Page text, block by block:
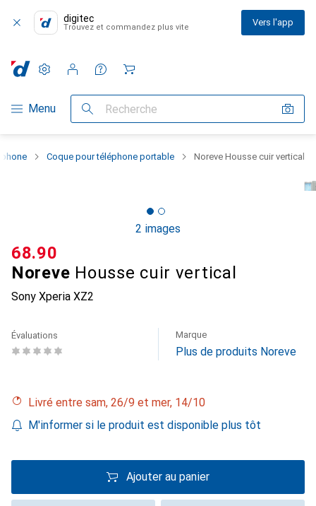
digitec
Trouvez et commandez plus vite Vers l'app
Navigation par catégorie
Menu Recherche
Paramètres
Compte client
Listes de comparaison
Listes d'envies
Panier
Coque pour téléphone portable Noreve Housse cuir vertical
2 images
Noreve Housse cuir vertical
Sony Xperia XZ2
CHF
68.90
Évaluations Marque
Plus de produits Noreve
Livré entre sam, 26/9 et mer, 14/10
M'informer si le produit est disponible plus tôt
Ajouter au panier